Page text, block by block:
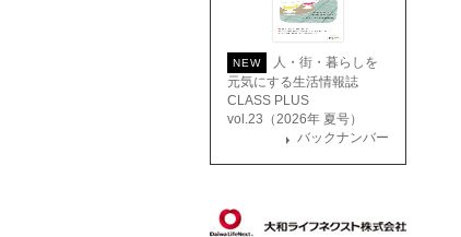
NEW
人・街・暮らしを
元気にする生活情報誌
CLASS PLUS
vol.23（2026年 夏号）
バックナンバー